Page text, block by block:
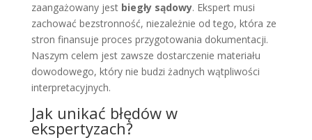
zaangażowany jest biegły sądowy. Ekspert musi
zachować bezstronność, niezależnie od tego, która ze
stron finansuje proces przygotowania dokumentacji.
Naszym celem jest zawsze dostarczenie materiału
dowodowego, który nie budzi żadnych wątpliwości
interpretacyjnych.
Jak unikać błędów w
ekspertyzach?